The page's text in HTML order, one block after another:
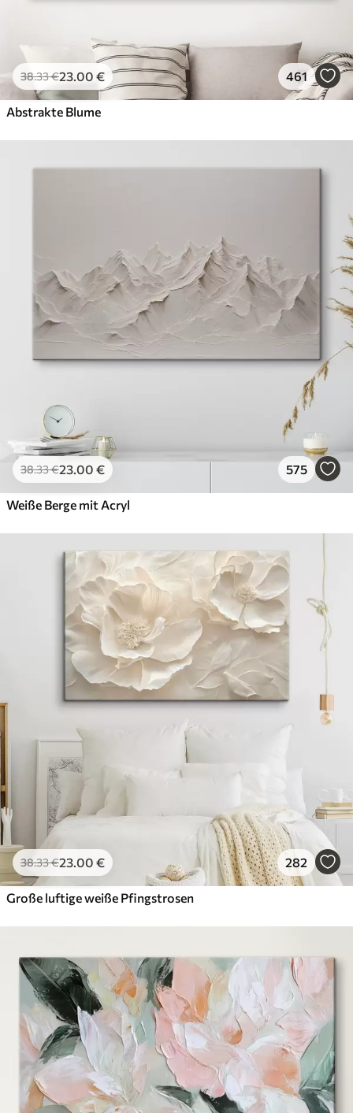
38.33€23.00 € 461
Abstrakte Blume
38.33€23.00 € 575
Weiße Berge mit Acryl
38.33€23.00 € 282
Große luftige weiße Pfingstrosen